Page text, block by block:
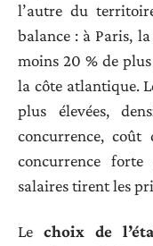
l’autre du
balance : à Paris,
moins 20 % de
la côte atlantique.
plus élevées,
concurrence,
concurrence
salaires tirent les
Le choix de